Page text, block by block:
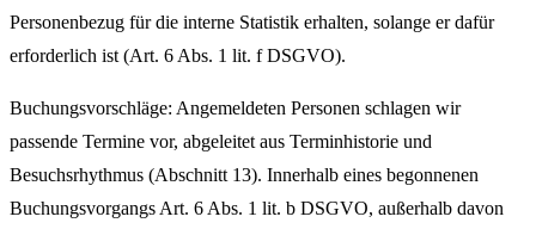
Personenbezug für die interne Statistik erhalten, solange er dafür
erforderlich ist (Art. 6 Abs. 1 lit. f DSGVO).
Buchungsvorschläge: Angemeldeten Personen schlagen wir
passende Termine vor, abgeleitet aus Terminhistorie und
Besuchsrhythmus (Abschnitt 13). Innerhalb eines begonnenen
Buchungsvorgangs Art. 6 Abs. 1 lit. b DSGVO, außerhalb davon